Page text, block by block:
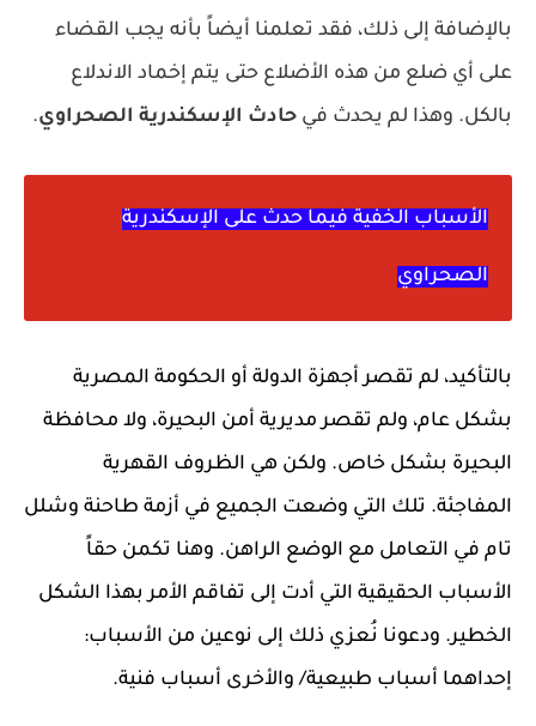
بالإضافة إلى ذلك، فقد تعلمنا أيضاً بأنه يجب القضاء
على أي ضلع من هذه الأضلاع حتى يتم إخماد الاندلاع
بالكل. وهذا لم يحدث في حادث الإسكندرية الصحراوي.
الأسباب الخفية فيما حدث على الإسكندرية
الصحراوي
بالتأكيد، لم تقصر أجهزة الدولة أو الحكومة المصرية
بشكل عام، ولم تقصر مديرية أمن البحيرة، ولا محافظة
البحيرة بشكل خاص. ولكن هي الظروف القهرية
المفاجئة. تلك التي وضعت الجميع في أزمة طاحنة وشلل
تام في التعامل مع الوضع الراهن. وهنا تكمن حقاً
الأسباب الحقيقية التي أدت إلى تفاقم الأمر بهذا الشكل
الخطير. ودعونا نُعزي ذلك إلى نوعين من الأسباب:
إحداهما أسباب طبيعية/ والأخرى أسباب فنية.